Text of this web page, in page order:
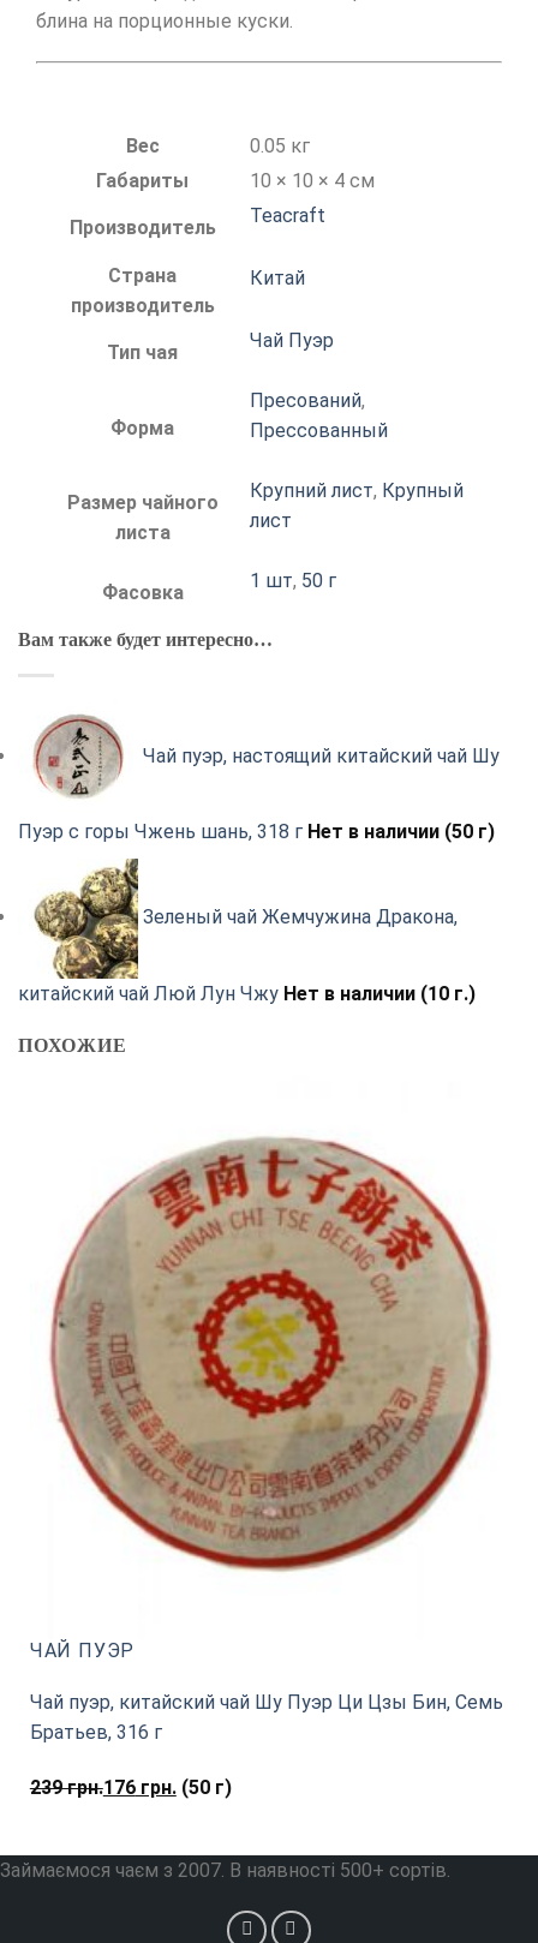
блина на порционные куски.
Вес
0.05 кг
Габариты
10 × 10 × 4 см
Производитель
Teacraft
Страна
производитель
Китай
Тип чая
Чай Пуэр
Форма
Пресований,
Прессованный
Размер чайного
листа
Крупний лист, Крупный
лист
Фасовка
1 шт, 50 г
Вам также будет интересно…
Чай пуэр, настоящий китайский чай Шу
Пуэр с горы Чжень шань, 318 г Нет в наличии (50 г)
Зеленый чай Жемчужина Дракона,
китайский чай Люй Лун Чжу Нет в наличии (10 г.)
ПОХОЖИЕ
ЧАЙ ПУЭР
Чай пуэр, китайский чай Шу Пуэр Ци Цзы Бин, Семь
Братьев, 316 г
239грн.176грн.(50 г)
Займаємося чаєм з 2007. В наявності 500+ сортів.